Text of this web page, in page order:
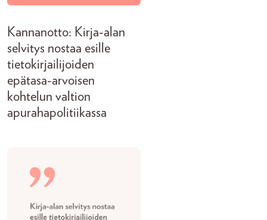
Kannanotto: Kirja-alan
selvitys nostaa esille
tietokirjailijoiden
epätasa-arvoisen
kohtelun valtion
apurahapolitiikassa